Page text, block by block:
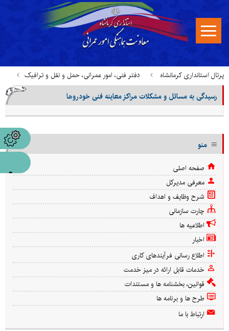
پرتال استانداری کرمانشاه دفتر فنی، امور عمرانی، حمل و نقل و ترافیک
خدمات قابل ارائه در میز خدمت
رسیدگی به مسائل و مشکلات مراکز معاینه فنی خودروها
منو
صفحه اصلی
معرفی مدیرکل
شرح وظایف و اهداف
چارت سازمانی
اطلاعیه ها
اخبار
اطلاع رسانی فرآیندهای کاری
خدمات قابل ارائه در میز خدمت
قوانین، بخشنامه ها و مستندات
طرح ها و برنامه ها
ارتباط با ما